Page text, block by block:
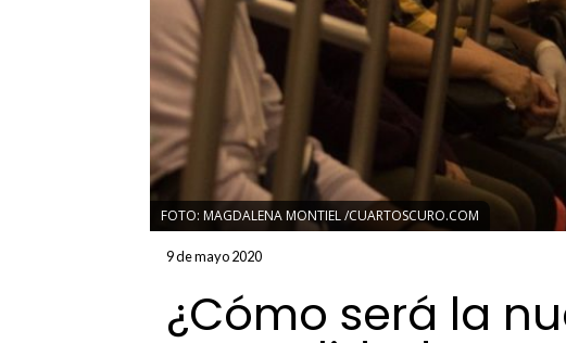
FOTO: MAGDALENA MONTIEL /CUARTOSCURO.COM
9 de mayo 2020
¿Cómo será la